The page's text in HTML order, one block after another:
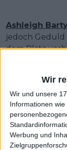
Wir
Wir und unsere
Informationen
Werbung und
Ashleigh
jedoch Geduld
dem Platz
ist, wie sehr
Beständigkeit
gegenüber
Titel und
arbeitet
Erfolg.“